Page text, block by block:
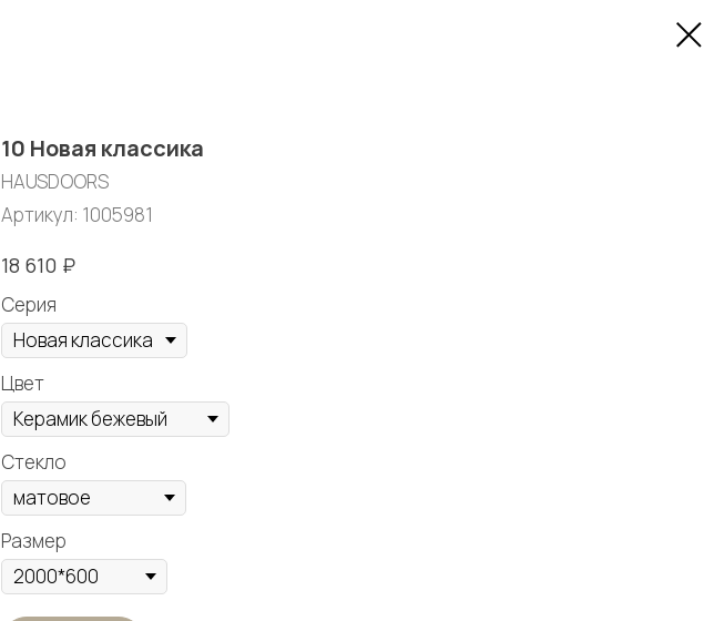
10 Новая классика
HAUSDOORS
Артикул: 1005981
18 610 ₽
Серия
Цвет
Стекло
Размер